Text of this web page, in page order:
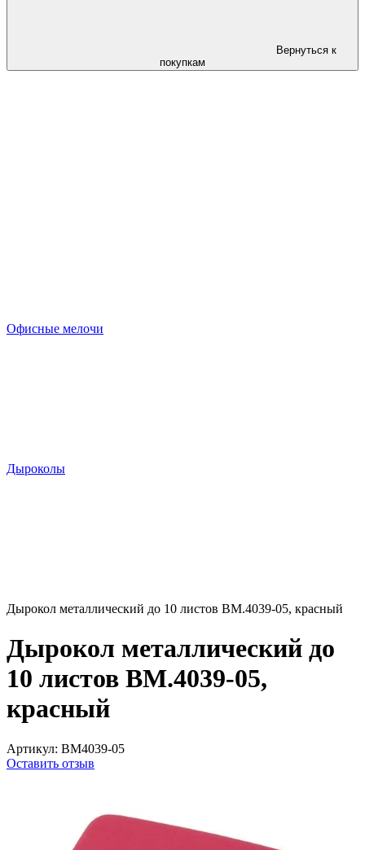
Вернуться к
покупкам
Офисные мелочи
Дыроколы
Дырокол металлический до 10 листов ВМ.4039-05, красный
Дырокол металлический до
10 листов ВМ.4039-05,
красный
Артикул: ВМ4039-05
Оставить отзыв